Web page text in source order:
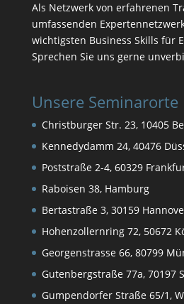
Als Netzwerk von erfahrenen
umfassenden
wichtigsten Business Skills für
Sprechen Sie uns gerne
Unsere Seminarorte
Christburger Str. 23, 10405
Kennedydamm 24, 40476
Poststraße 2-4, 60329
Raboisen 38, Hamburg
Bertastraße 3, 30159
Hohenzollernring 72, 50672
Georgenstrasse 66, 80799
Gutenbergstraße 77a, 70197
Gumpendorfer Straße 65/1,